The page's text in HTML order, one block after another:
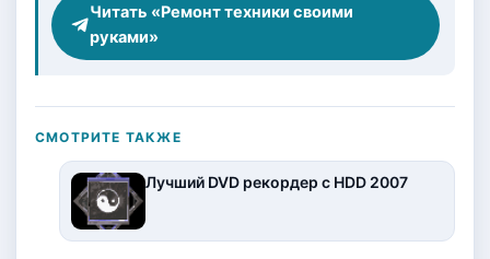
Читать «Ремонт техники своими
руками»
СМОТРИТЕ ТАКЖЕ
Лучший DVD рекордер c HDD 2007